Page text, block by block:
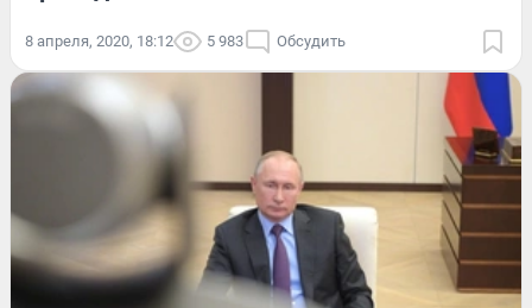
8 апреля, 2020, 18:12 5 983 Обсудить